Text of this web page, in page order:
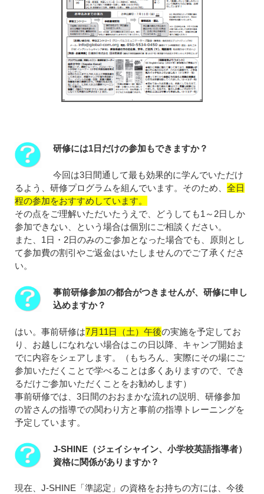
研修には1日だけの参加もできますか？
今回は3日間通して最も効果的に学んでいただけ
るよう、研修プログラムを組んでいます。そのため、全日
程の参加をおすすめしています。
その点をご理解いただいたうえで、どうしても1～2日しか
参加できない、という場合は個別にご相談ください。
また、1日・2日のみのご参加となった場合でも、原則とし
て参加費の割引やご返金はいたしませんのでご了承くださ
い。
事前研修参加の都合がつきませんが、研修に申し
込めますか？
はい。事前研修は7月11日（土）午後の実施を予定してお
り、お越しになれない場合はこの日以降、キャンプ開始ま
でに内容をシェアします。（もちろん、実際にその場にご
参加いただくことで学べることは多くありますので、でき
るだけご参加いただくことをお勧めします）
事前研修では、3日間のおおまかな流れの説明、研修参加
の皆さんの指導での関わり方と事前の指導トレーニングを
予定しています。
J-SHINE（ジェイシャイン、小学校英語指導者）
資格に関係がありますか？
現在、J-SHINE「準認定」の資格をお持ちの方には、今後